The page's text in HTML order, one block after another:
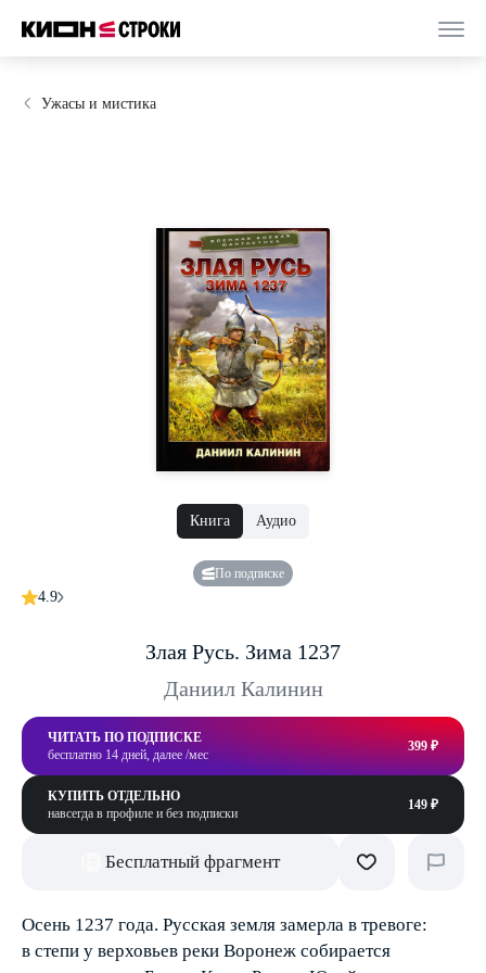
Ужасы и мистика
Книга Аудио
По подписке
4.9
Злая Русь. Зима 1237
Даниил Калинин
ЧИТАТЬ ПО ПОДПИСКЕ
бесплатно 14 дней, далее /мес
399 ₽
КУПИТЬ ОТДЕЛЬНО
навсегда в профиле и без подписки
149 ₽
Бесплатный фрагмент
Осень 1237 года. Русская земля замерла в тревоге:
в степи у верховьев реки Воронеж собирается